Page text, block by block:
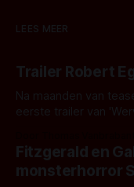
LEES MEER
Trailer Robert
Na maanden van
eerste trailer van
kille stijl vol folklore
het het al raden?)...
Fitzgerald en
monsterhorror